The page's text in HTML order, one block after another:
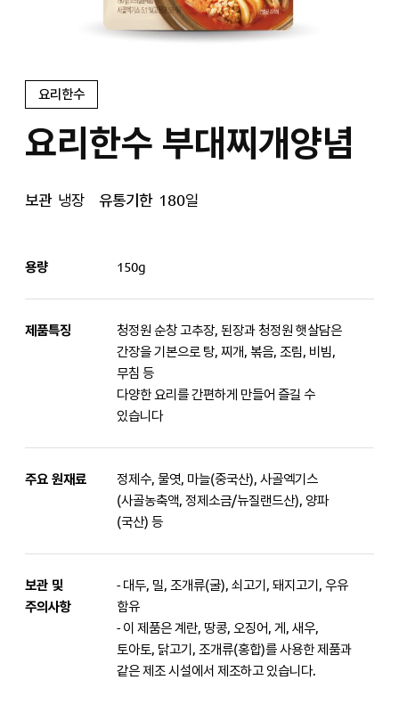
요리한수
요리한수 부대찌개양념
보관 냉장 유통기한 180일
용량 150g
제품특징
청정원 순창 고추장, 된장과 청정원 햇살담은
간장을 기본으로 탕, 찌개, 볶음, 조림, 비빔,
무침 등
다양한 요리를 간편하게 만들어 즐길 수
있습니다
주요 원재료
정제수, 물엿, 마늘(중국산), 사골엑기스
(사골농축액, 정제소금/뉴질랜드산), 양파
(국산) 등
보관 및
주의사항
- 대두, 밀, 조개류(굴), 쇠고기, 돼지고기, 우유
함유
- 이 제품은 계란, 땅콩, 오징어, 게, 새우,
토아토, 닭고기, 조개류(홍합)를 사용한 제품과
같은 제조 시설에서 제조하고 있습니다.